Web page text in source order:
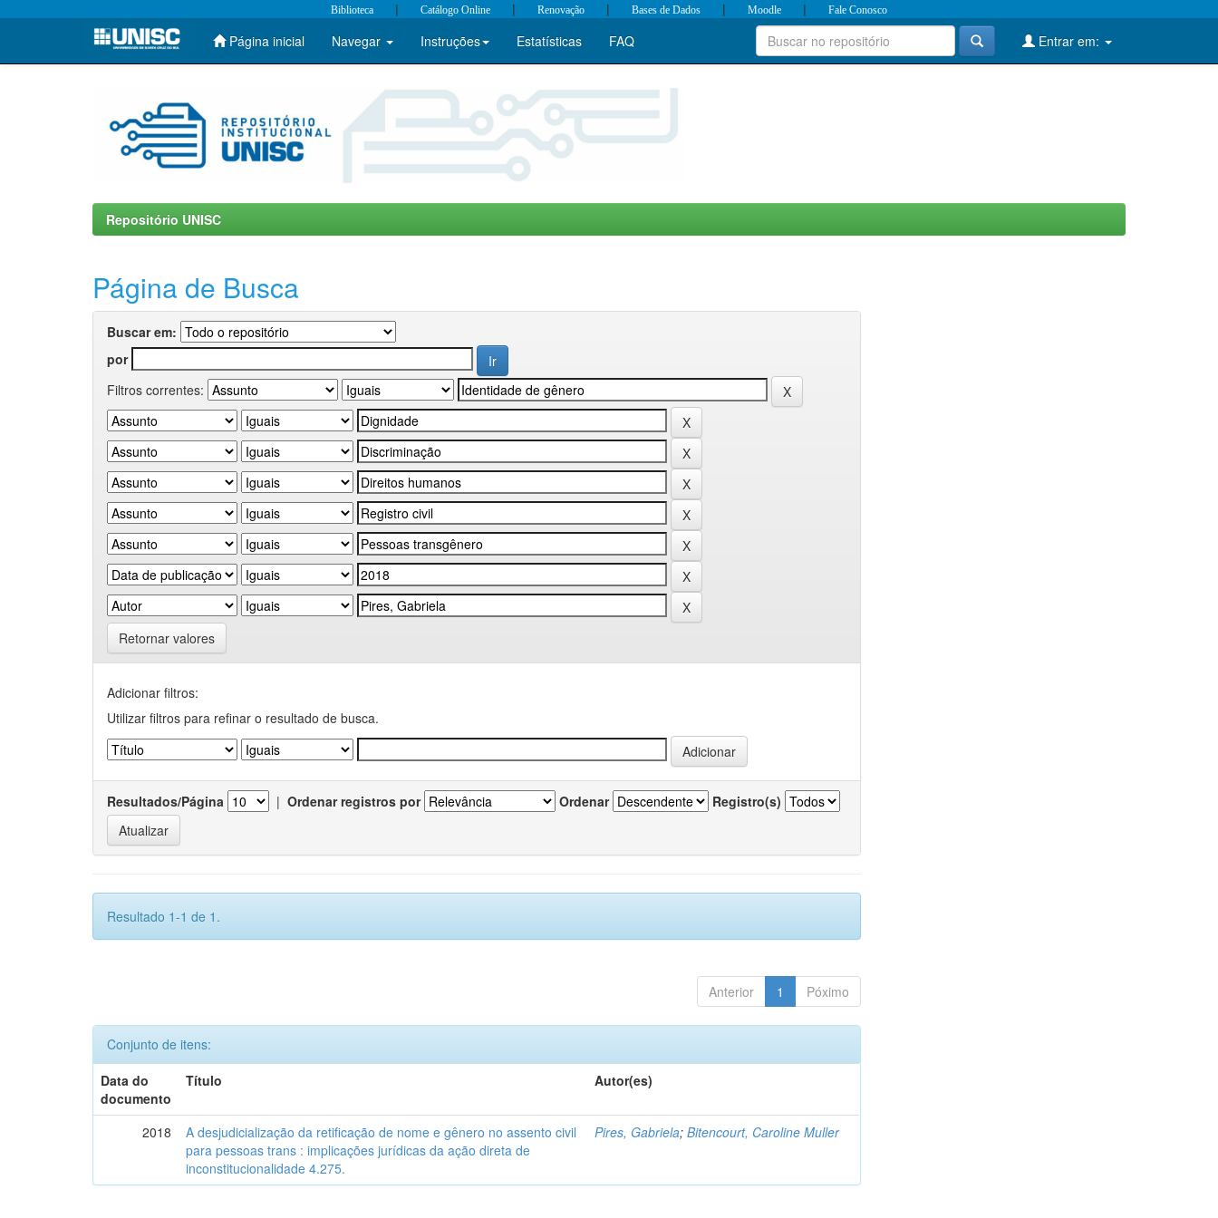
Skip
Biblioteca | Catálogo Online | Renovação | Bases de Dados | Moodle | Fale Conosco
Página inicial Navegar Instruções Estatísticas FAQ Entrar em:
Repositório UNISC
Página de Busca
Buscar em:
por
Filtros correntes:
Retornar valores
Adicionar filtros:
Utilizar filtros para refinar o resultado de busca.
Resultados/Página | Ordenar registros por Ordenar Registro(s)
Resultado 1-1 de 1.
Anterior 1 Póximo
Conjunto de itens:
Data do
documento
Título Autor(es)
2018
A desjudicialização da retificação de nome e gênero no assento civil
para pessoas trans : implicações jurídicas da ação direta de
inconstitucionalidade 4.275.
Pires, Gabriela;Bitencourt, Caroline Muller